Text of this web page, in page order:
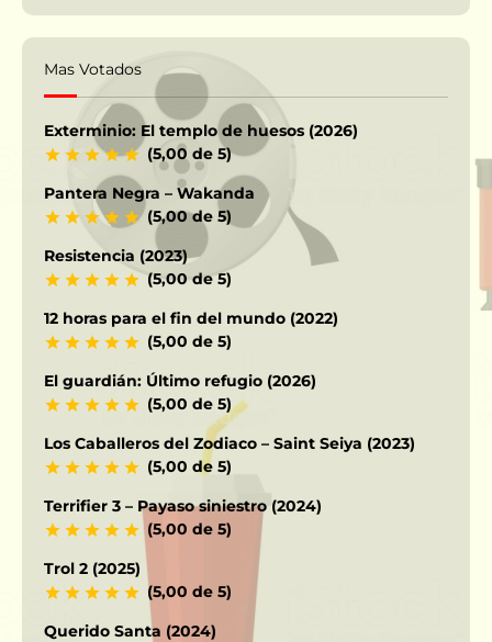
Mas Votados
Exterminio: El templo de huesos (2026)
(5,00 de 5)
Pantera Negra – Wakanda
(5,00 de 5)
Resistencia (2023)
(5,00 de 5)
12 horas para el fin del mundo (2022)
(5,00 de 5)
El guardián: Último refugio (2026)
(5,00 de 5)
Los Caballeros del Zodiaco – Saint Seiya (2023)
(5,00 de 5)
Terrifier 3 – Payaso siniestro (2024)
(5,00 de 5)
Trol 2 (2025)
(5,00 de 5)
Querido Santa (2024)